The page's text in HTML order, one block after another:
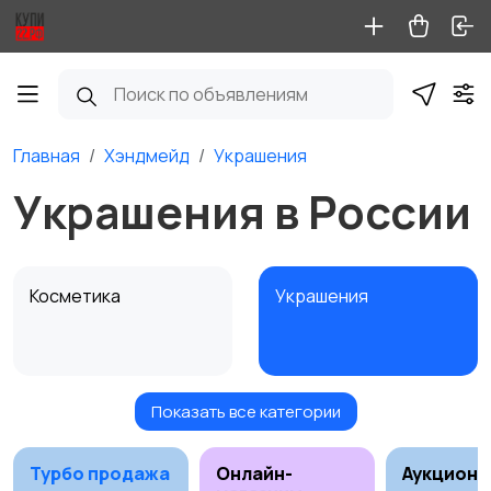
Главная Хэндмейд Украшения
Украшения в России
Косметика Украшения
Куклы и игрушки
Оформление
интерьера
Показать все категории
Турбо продажа
Онлайн-
Аукционы